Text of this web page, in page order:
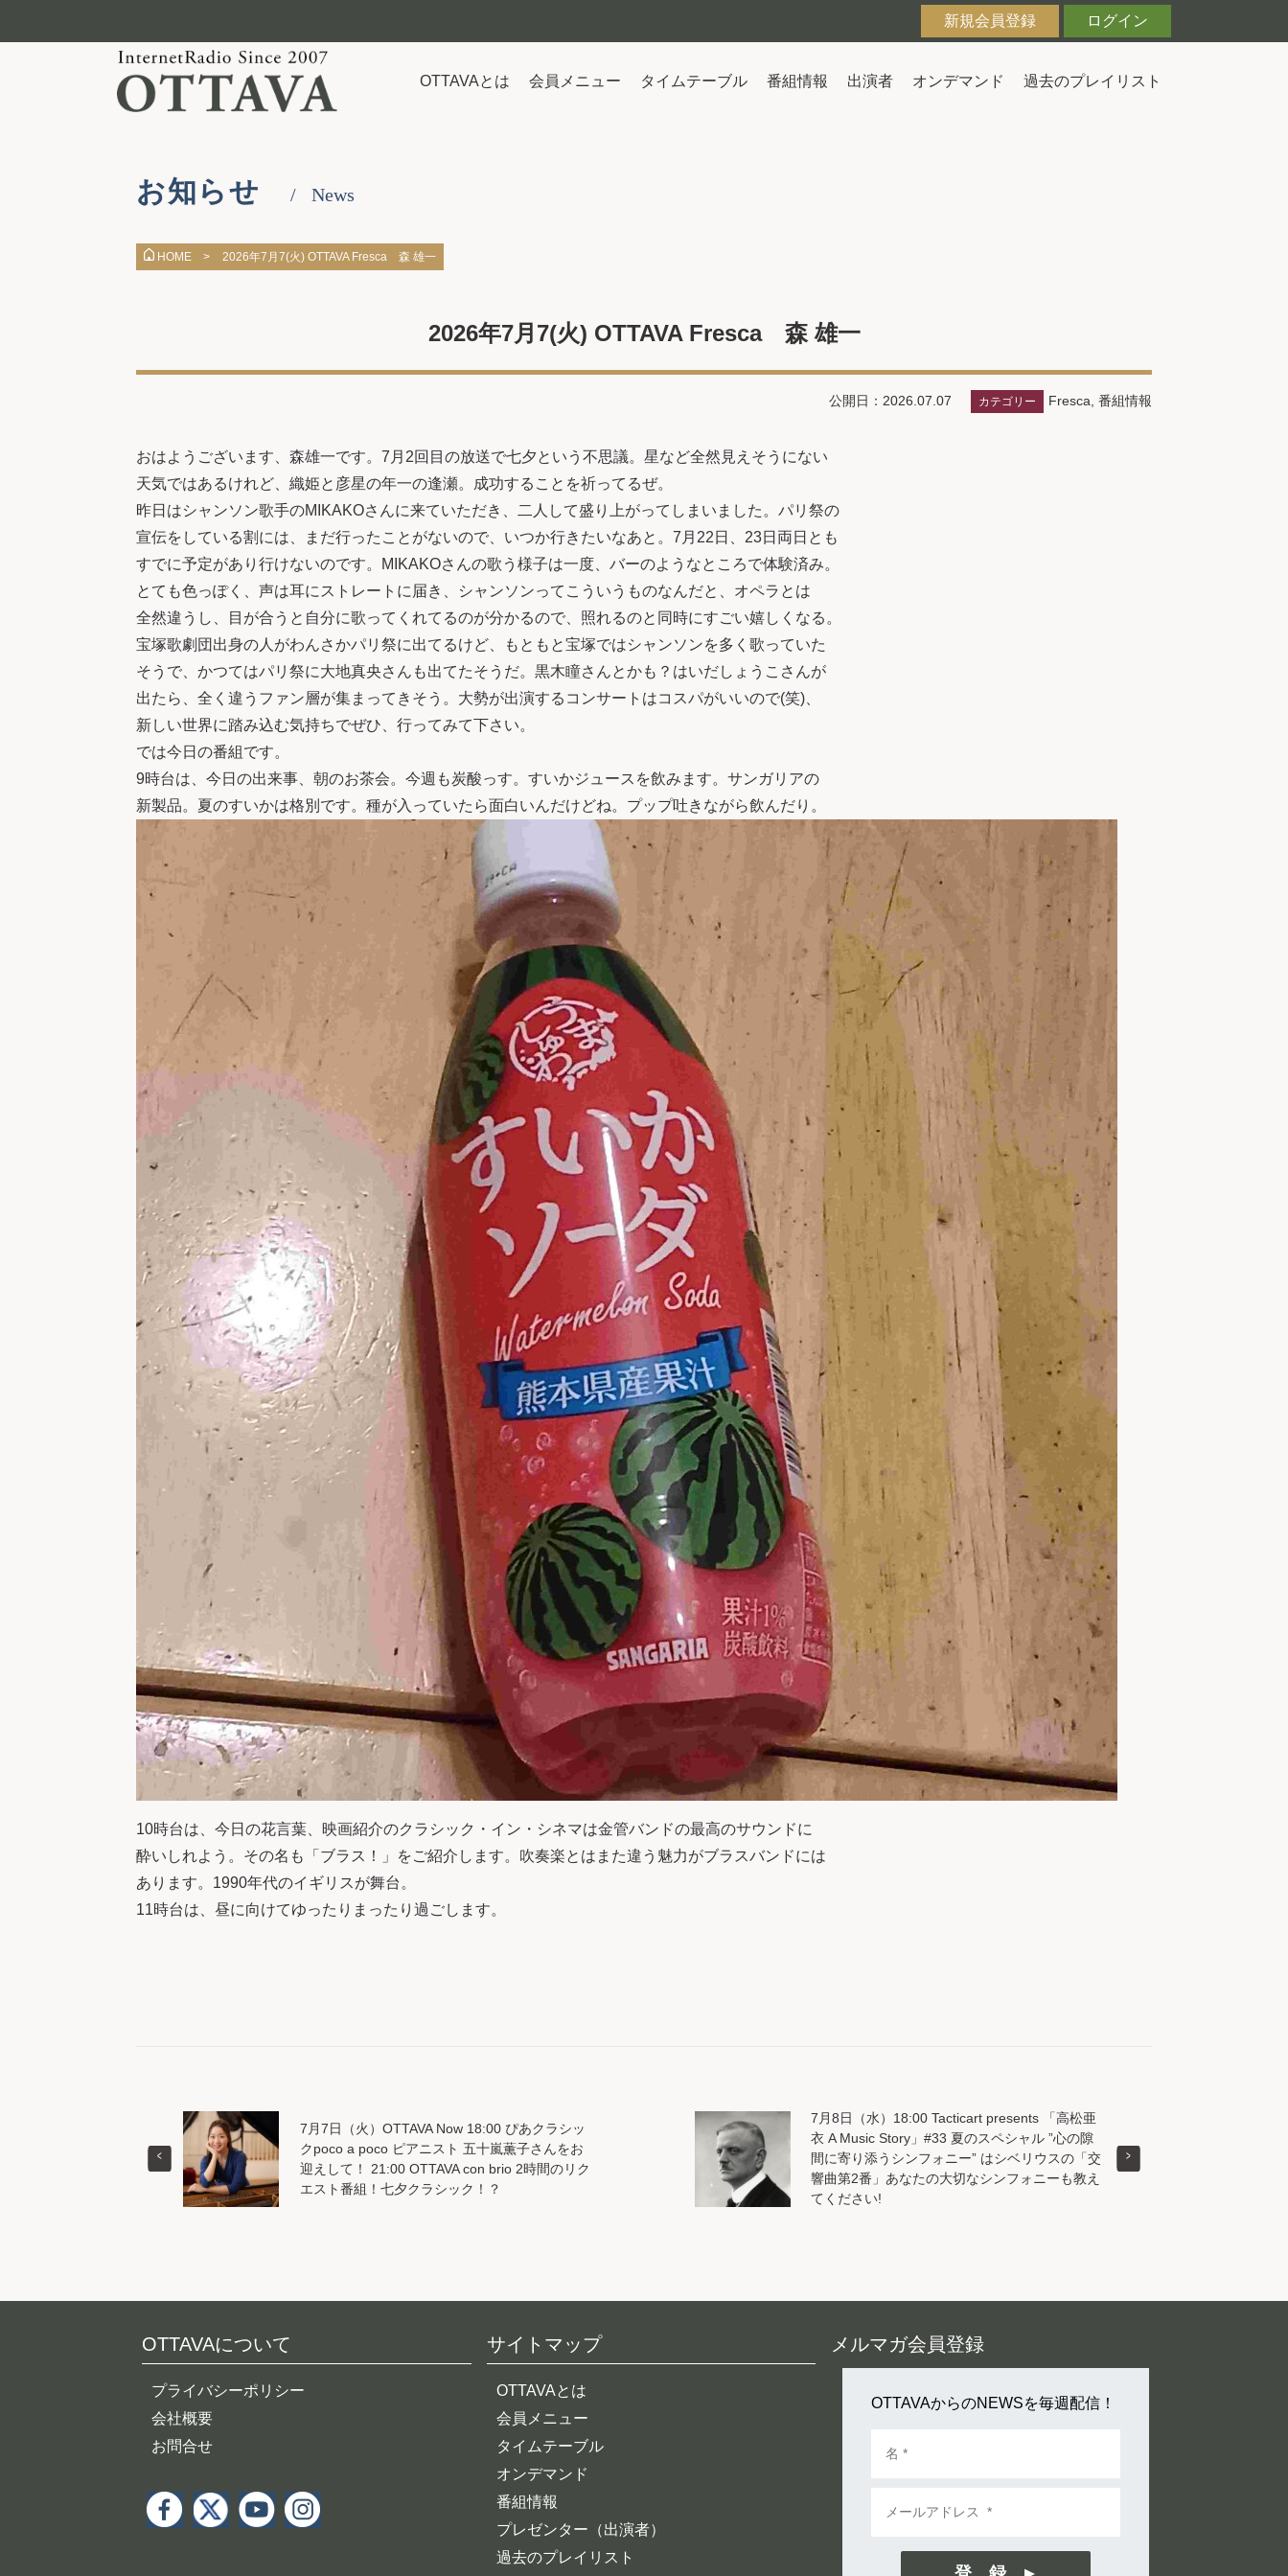
新規会員登録 ログイン
OTTAVAとは 会員メニュー タイムテーブル 番組情報 出演者 オンデマンド 過去のプレイリスト
お知らせ News
HOME > 2026年7月7(火) OTTAVA Fresca 森 雄一
2026年7月7(火) OTTAVA Fresca 森 雄一
公開日：2026.07.07 カテゴリー Fresca 番組情報
おはようございます、森雄一です。7月2回目の放送で七夕という不思議。星など全然見えそうにない
天気ではあるけれど、織姫と彦星の年一の逢瀬。成功することを祈ってるぜ。
昨日はシャンソン歌手のMIKAKOさんに来ていただき、二人して盛り上がってしまいました。パリ祭の
宣伝をしている割には、まだ行ったことがないので、いつか行きたいなあと。7月22日、23日両日とも
すでに予定があり行けないのです。MIKAKOさんの歌う様子は一度、バーのようなところで体験済み。
とても色っぽく、声は耳にストレートに届き、シャンソンってこういうものなんだと、オペラとは
全然違うし、目が合うと自分に歌ってくれてるのが分かるので、照れるのと同時にすごい嬉しくなる。
宝塚歌劇団出身の人がわんさかパリ祭に出てるけど、もともと宝塚ではシャンソンを多く歌っていた
そうで、かつてはパリ祭に大地真央さんも出てたそうだ。黒木瞳さんとかも？はいだしょうこさんが
出たら、全く違うファン層が集まってきそう。大勢が出演するコンサートはコスパがいいので(笑)、
新しい世界に踏み込む気持ちでぜひ、行ってみて下さい。
では今日の番組です。
9時台は、今日の出来事、朝のお茶会。今週も炭酸っす。すいかジュースを飲みます。サンガリアの
新製品。夏のすいかは格別です。種が入っていたら面白いんだけどね。プップ吐きながら飲んだり。
10時台は、今日の花言葉、映画紹介のクラシック・イン・シネマは金管バンドの最高のサウンドに
酔いしれよう。その名も「ブラス！」をご紹介します。吹奏楽とはまた違う魅力がブラスバンドには
あります。1990年代のイギリスが舞台。
11時台は、昼に向けてゆったりまったり過ごします。
7月7日（火）OTTAVA Now 18:00 ぴあクラシッ
クpoco a poco ピアニスト 五十嵐薫子さんをお
迎えして！ 21:00 OTTAVA con brio 2時間のリク
エスト番組！七夕クラシック！？
7月8日（水）18:00 Tacticart presents 「高松亜
衣 A Music Story」#33 夏のスペシャル ”心の隙
間に寄り添うシンフォニー” はシベリウスの「交
響曲第2番」あなたの大切なシンフォニーも教え
てください!
OTTAVAについて
プライバシーポリシー
会社概要
お問合せ
サイトマップ
OTTAVAとは
会員メニュー
タイムテーブル
オンデマンド
番組情報
プレゼンター（出演者）
過去のプレイリスト
メルマガ会員登録
OTTAVAからのNEWSを毎週配信！